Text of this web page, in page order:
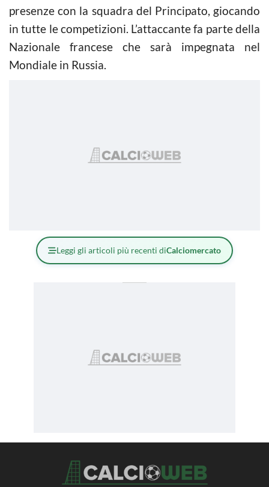
presenze con la squadra del Principato, giocando
in tutte le competizioni. L’attaccante fa parte della
Nazionale francese che sarà impegnata nel
Mondiale in Russia.
Leggi gli articoli più recenti diCalciomercato